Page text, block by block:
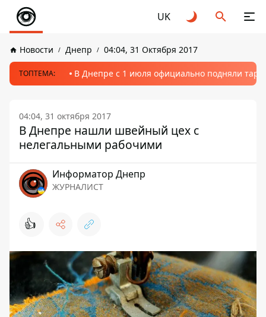
UK
Новости Днепр 04:04, 31 Октября 2017
ТОПТЕМА: В Днепре с 1 июля официально подняли
04:04, 31 октября 2017
В Днепре нашли швейный цех с
нелегальными рабочими
Информатор Днепр
ЖУРНАЛИСТ
👍